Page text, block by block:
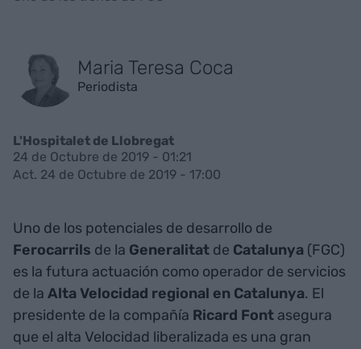
Maria Teresa Coca
Periodista
L'Hospitalet de Llobregat
24 de Octubre de 2019 - 01:21
Act. 24 de Octubre de 2019 - 17:00
Uno de los potenciales de desarrollo de
Ferocarrils de la Generalitat de Catalunya (FGC)
es la futura actuación como operador de servicios
de la Alta Velocidad regional en Catalunya. El
presidente de la compañía Ricard Font asegura
que el alta Velocidad liberalizada es una gran